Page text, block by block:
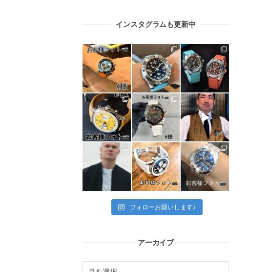
インスタグラムも更新中
フォローお願いします♪
アーカイブ